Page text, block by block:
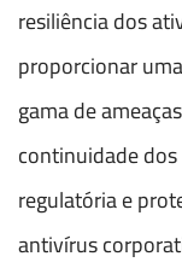
resiliência dos
proporcionar
gama de
continuidade
regulatória e
antivírus